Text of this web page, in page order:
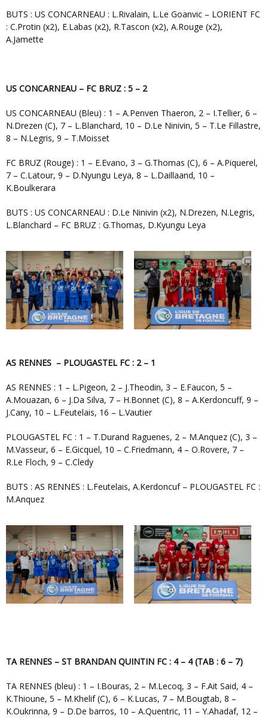
BUTS : US CONCARNEAU : L.Rivalain, L.Le Goanvic – LORIENT FC
: C.Protin (x2), E.Labas (x2), R.Tascon (x2), A.Rouge (x2),
A.Jamette
US CONCARNEAU – FC BRUZ : 5 – 2
US CONCARNEAU (Bleu) : 1 – A.Penven Thaeron, 2 – I.Tellier, 6 –
N.Drezen (C), 7 – L.Blanchard, 10 – D.Le Ninivin, 5 – T.Le Fillastre,
8 – N.Legris, 9 – T.Moisset
FC BRUZ (Rouge) : 1 – E.Evano, 3 – G.Thomas (C), 6 – A.Piquerel,
7 – C.Latour, 9 – D.Nyungu Leya, 8 – L.Daillaand, 10 –
K.Boulkerara
BUTS : US CONCARNEAU : D.Le Ninivin (x2), N.Drezen, N.Legris,
L.Blanchard – FC BRUZ : G.Thomas, D.Kyungu Leya
AS RENNES – PLOUGASTEL FC : 2 – 1
AS RENNES : 1 – L.Pigeon, 2 – J.Theodin, 3 – E.Faucon, 5 –
A.Mouazan, 6 – J.Da Silva, 7 – H.Bonnet (C), 8 – A.Kerdoncuff, 9 –
J.Cany, 10 – L.Feutelais, 16 – L.Vautier
PLOUGASTEL FC : 1 – T.Durand Raguenes, 2 – M.Anquez (C), 3 –
M.Vasseur, 6 – E.Gicquel, 10 – C.Friedmann, 4 – O.Rovere, 7 –
R.Le Floch, 9 – C.Cledy
BUTS : AS RENNES : L.Feutelais, A.Kerdoncuf – PLOUGASTEL FC :
M.Anquez
TA RENNES – ST BRANDAN QUINTIN FC : 4 – 4 (TAB : 6 – 7)
TA RENNES (bleu) : 1 – I.Bouras, 2 – M.Lecoq, 3 – F.Ait Said, 4 –
K.Thioune, 5 – M.Khelif (C), 6 – K.Lucas, 7 – M.Bougtab, 8 –
K.Oukrinna, 9 – D.De barros, 10 – A.Quentric, 11 – Y.Ahadaf, 12 –